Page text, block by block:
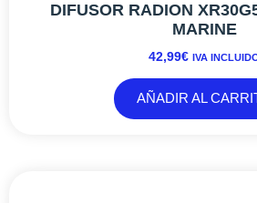
DIFUSOR RADION
MARINE
42,99€ IVA
AÑADIR AL